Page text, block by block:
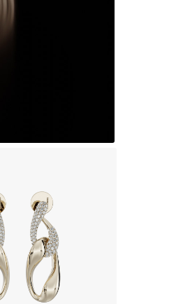
گوشواره جواهر
870,400,000